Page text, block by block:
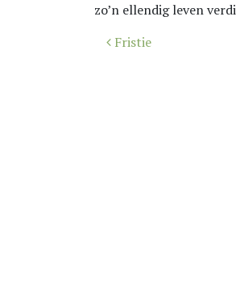
zo’n ellendig leven
Bericht
Fristie